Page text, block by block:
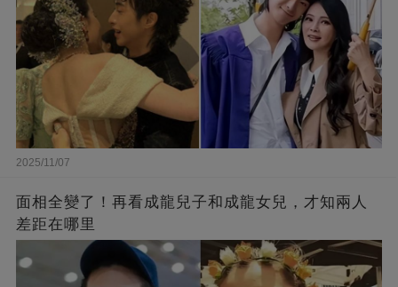
2025/11/07
面相全變了！再看成龍兒子和成龍女兒，才知兩人
差距在哪里